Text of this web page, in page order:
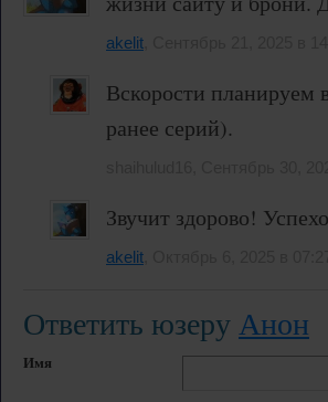
akelit
Вскорости планируем
ранее серий).
Звучит здорово!
akelit
Ответить юзеруАнон
Имя